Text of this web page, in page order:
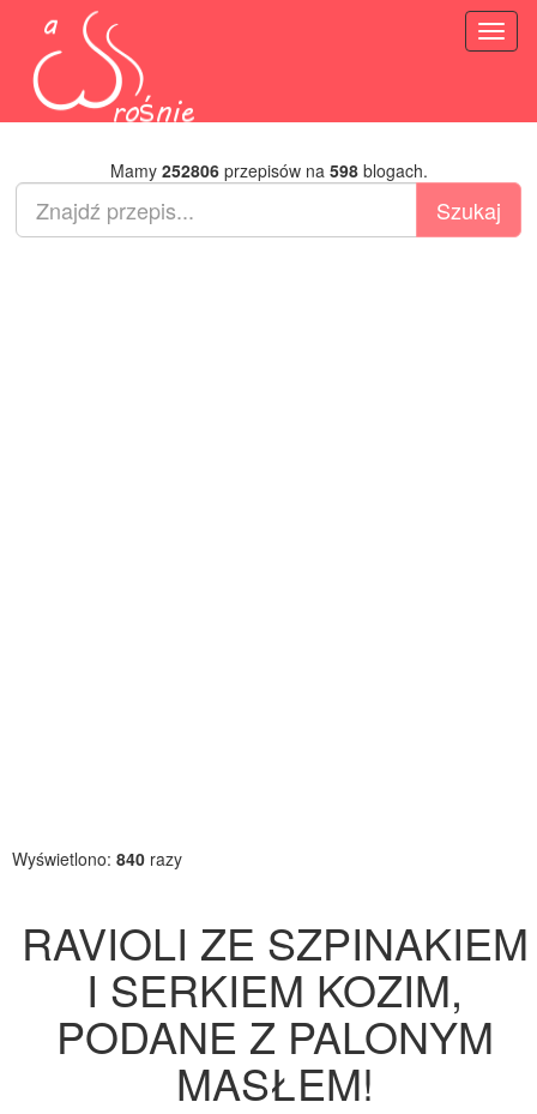
Mamy 252806przepisów na 598blogach.
Wyświetlono: 840 razy
RAVIOLI ZE SZPINAKIEM
I SERKIEM KOZIM,
PODANE Z PALONYM
MASŁEM!